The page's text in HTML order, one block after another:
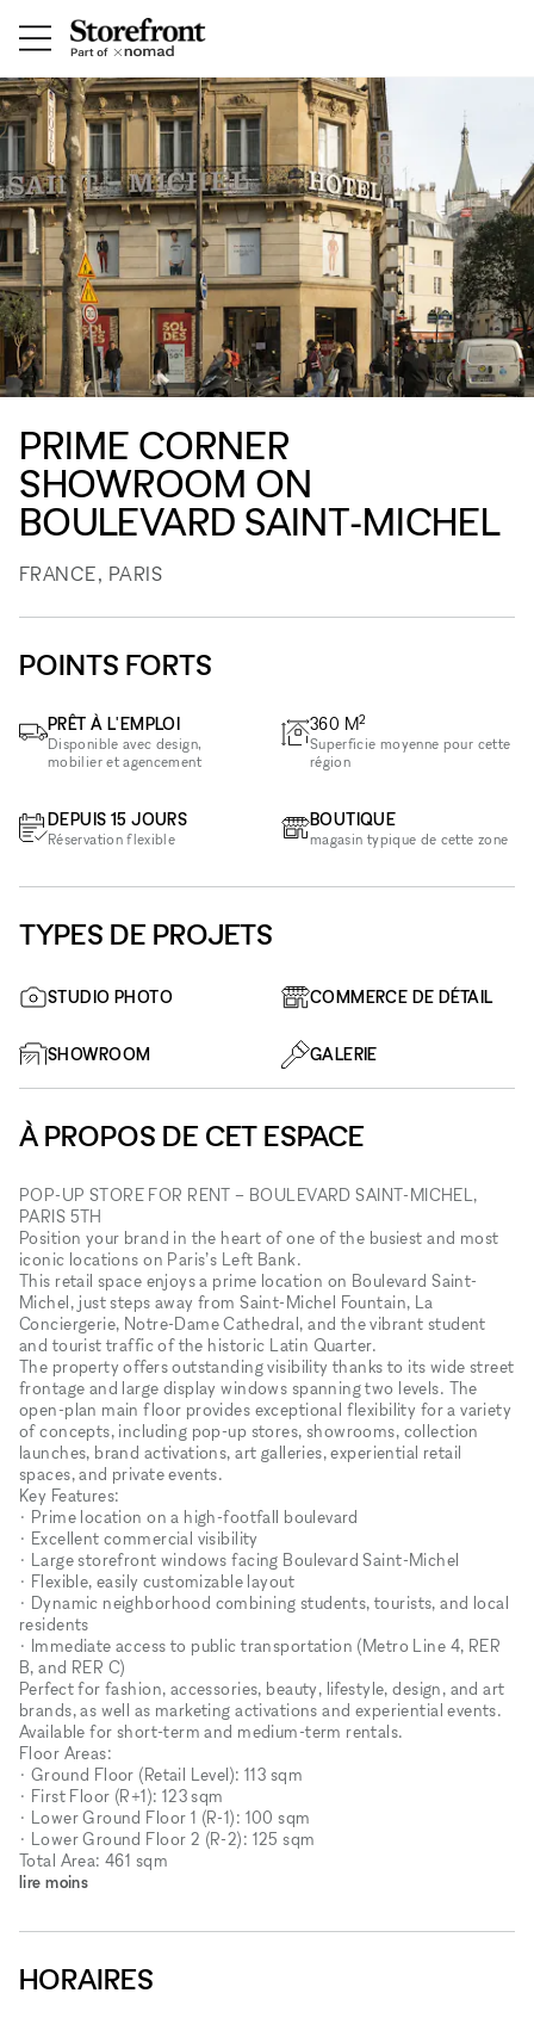
PRIME CORNER
SHOWROOM ON
BOULEVARD SAINT-MICHEL
FRANCE, PARIS
POINTS FORTS
PRÊT À L'EMPLOI
Disponible avec design,
mobilier et agencement
DEPUIS 15 JOURS
Réservation flexible
360 M2
Superficie moyenne pour cette
région
BOUTIQUE
magasin typique de cette zone
TYPES DE PROJETS
STUDIO PHOTO COMMERCE DE DÉTAIL
SHOWROOM GALERIE
À PROPOS DE CET ESPACE
POP-UP STORE FOR RENT – BOULEVARD SAINT-MICHEL,
PARIS 5TH
Position your brand in the heart of one of the busiest and most
iconic locations on Paris’s Left Bank.
This retail space enjoys a prime location on Boulevard Saint-
Michel, just steps away from Saint-Michel Fountain, La
Conciergerie, Notre-Dame Cathedral, and the vibrant student
and tourist traffic of the historic Latin Quarter.
The property offers outstanding visibility thanks to its wide street
frontage and large display windows spanning two levels. The
open-plan main floor provides exceptional flexibility for a variety
of concepts, including pop-up stores, showrooms, collection
launches, brand activations, art galleries, experiential retail
spaces, and private events.
Key Features:
• Prime location on a high-footfall boulevard
• Excellent commercial visibility
• Large storefront windows facing Boulevard Saint-Michel
• Flexible, easily customizable layout
• Dynamic neighborhood combining students, tourists, and local
residents
• Immediate access to public transportation (Metro Line 4, RER
B, and RER C)
Perfect for fashion, accessories, beauty, lifestyle, design, and art
brands, as well as marketing activations and experiential events.
Available for short-term and medium-term rentals.
Floor Areas:
• Ground Floor (Retail Level): 113 sqm
• First Floor (R+1): 123 sqm
• Lower Ground Floor 1 (R-1): 100 sqm
• Lower Ground Floor 2 (R-2): 125 sqm
Total Area: 461 sqm
lire moins
HORAIRES